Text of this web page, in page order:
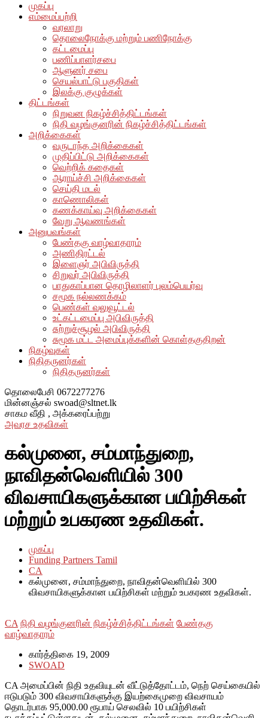
முகப்பு
எம்மைப்பற்றி
வரலாறு
தொலைநோக்கு மற்றும் பணிநோக்கு
கட்டமைப்பு
பணிப்பாளர்சபை
ஆளுனர் சபை
செயல்பாட்டு பகுதிகள்
இலக்கு குழுக்கள்
திட்டங்கள்
நிறுவன நிகழ்ச்சித்திட்டங்கள்
நிதி வழங்குனரின் நிகழ்ச்சித்திட்டங்கள்
அறிக்கைகள்
வருடாந்த அறிக்கைகள்
முதிப்பிட்டு அறிக்கைகள்
வெற்றிக் கதைகள்
ஆராய்ச்சி அறிக்கைகள்
செய்தி மடல்
காணொலிகள்
கணக்காய்வு அறிக்கைகள்
வேறு ஆவணங்கள்
அனுபவங்கள்
பேண்தகு வாழ்வாதாரம்
அணிதிரட்டல்
இளைஞர் அபிவிருத்தி
சிறுவர் அபிவிருத்தி
பாதுகாப்பான தொழிலாளர் புலம்பெயர்வு
சமூக நல்லணக்கம்
பெண்கள் வலுவூட்டல்
உட்கட்டமைப்பு அபிவிருத்தி
சுற்றுச்சூழல் அபிவிருத்தி
சுமூக மட்ட அமைப்புக்களின் கொள்தகுதிறன்
நிகழ்வுகள்
நிதிதருனர்கள்
நிதிதருனர்கள்
தொலைபேசி 0672277276
மின்னஞ்சல் swoad@sltnet.lk
சாகம வீதி , அக்கரைப்பற்று
அவரச உதவிகள்
கல்முனை, சம்மாந்துறை,
நாவிதன்வெளியில் 300
விவசாயிகளுக்கான பயிற்சிகள்
மற்றும் உபகரண உதவிகள்.
முகப்பு
Funding Partners Tamil
CA
கல்முனை, சம்மாந்துறை, நாவிதன்வெளியில் 300
விவசாயிகளுக்கான பயிற்சிகள் மற்றும் உபகரண உதவிகள்.
CA நிதி வழங்குனரின் நிகழ்ச்சித்திட்டங்கள் பேண்தகு
வாழ்வாதாரம்
கார்த்திகை 19, 2009
SWOAD
CA அமைப்பின் நிதி உதவியுடன் வீட்டுத்தோட்டம், நெற் செய்கையில்
ஈடுபடும் 300 விவசாயிகளுக்கு இயற்கைமுறை விவசாயம்
தொடர்பாக 95,000.00 ரூபாய் செலவில் 10 பயிற்சிகள்